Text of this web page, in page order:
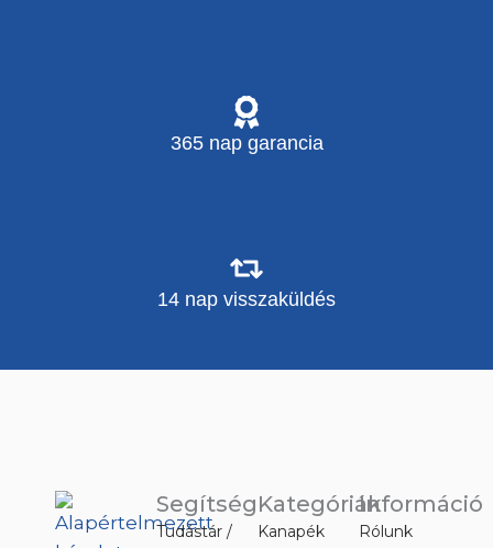
365 nap garancia
14 nap visszaküldés
Segítség
Tudástár /
Kategóriák
Kanapék
Információ
Rólunk